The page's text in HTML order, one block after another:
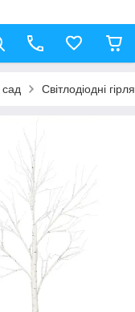
сад Світлодіодні